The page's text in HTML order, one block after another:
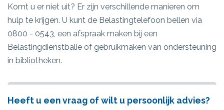
Komt u er niet uit? Er zijn verschillende manieren om
hulp te krijgen. U kunt de Belastingtelefoon bellen via
0800 - 0543, een afspraak maken bij een
Belastingdienstbalie of gebruikmaken van ondersteuning
in bibliotheken.
Heeft u een vraag of wilt u persoonlijk advies?